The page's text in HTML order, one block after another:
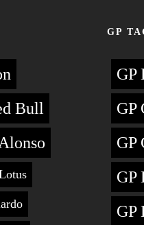
Bull
Alonso
GP
GP
GP
GP
GP
GP